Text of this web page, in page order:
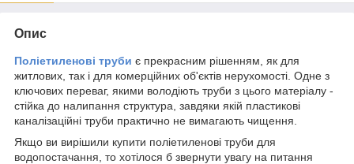
Опис
Поліетиленові труби є прекрасним рішенням, як для
житлових, так і для комерційних об'єктів нерухомості. Одне з
ключових переваг, якими володіють труби з цього матеріалу -
стійка до налипання структура, завдяки якій пластикові
каналізаційні труби практично не вимагають чищення.
Якщо ви вирішили купити поліетиленові труби для
водопостачання, то хотілося б звернути увагу на питання